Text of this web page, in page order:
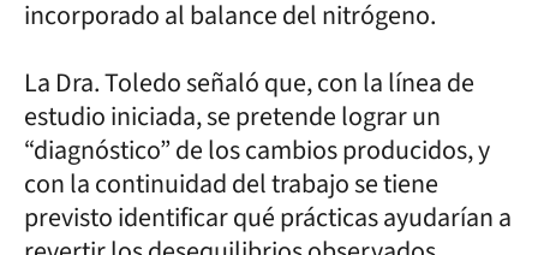
incorporado al balance del nitrógeno.
La Dra. Toledo señaló que, con la línea de
estudio iniciada, se pretende lograr un
“diagnóstico” de los cambios producidos, y
con la continuidad del trabajo se tiene
previsto identificar qué prácticas ayudarían a